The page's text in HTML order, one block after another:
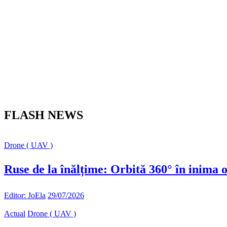
FLASH NEWS
Drone ( UAV )
Ruse de la înălțime: Orbită 360° în inima
Editor: JoEla 29/07/2026
Actual Drone ( UAV )